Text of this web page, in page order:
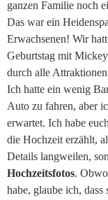
ganzen Familie noch
Das war ein
Erwachsenen! Wir
Geburtstag mit
durch alle
Ich hatte ein wenig
Auto zu fahren, aber
erwartet. Ich habe
die Hochzeit erzählt,
Details langweilen,
Hochzeitsfotos.
habe, glaube ich, dass